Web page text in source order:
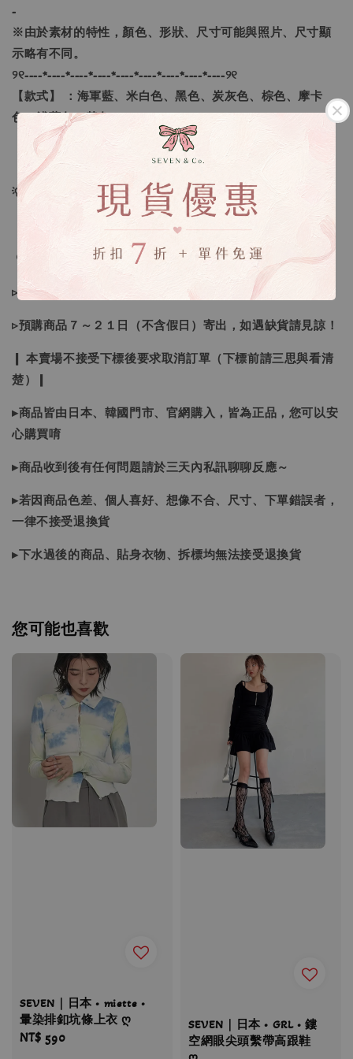
-
※由於素材的特性，顏色、形狀、尺寸可能與照片、尺寸顯
示略有不同。
୨୧----*----*----*----*----*----*----*----*----୨୧
【款式】 ：海軍藍、米白色、黑色、炭灰色、棕色、摩卡
色、淺藍色、黃色
【尺寸】 ：M、L
💡訂單依照下單順序為主唷！
🔍IG搜尋：Sevenjewelry.co
▹現貨商品１～３日內寄出
▹預購商品７～２１日（不含假日）寄出，如遇缺貨請見諒！
❙ 本賣場不接受下標後要求取消訂單（下標前請三思與看清
楚）❙
▸商品皆由日本、韓國門市、官網購入，皆為正品，您可以安
心購買唷
▸商品收到後有任何問題請於三天內私訊聊聊反應～
▸若因商品色差、個人喜好、想像不合、尺寸、下單錯誤者，
一律不接受退換貨
▸下水過後的商品、貼身衣物、拆標均無法接受退換貨
您可能也喜歡
SEVEN｜日本 • miette •
暈染排釦坑條上衣 ღ
Regular
NT$ 590
SEVEN｜日本 • GRL • 鏤
空網眼尖頭繫帶高跟鞋